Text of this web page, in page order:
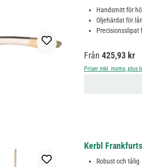
Handsmitt för
Oljehärdat för
Precisionsslipat
Ordinarie pris:
Från425,93 kr
Priser inkl. moms, plus
Kerbl
Robust och tålig